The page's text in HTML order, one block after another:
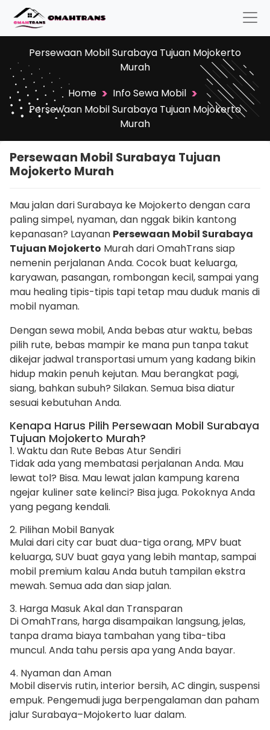
Persewaan Mobil Surabaya Tujuan Mojokerto
Murah
Home > Info Sewa Mobil >
Persewaan Mobil Surabaya Tujuan Mojokerto
Murah
Persewaan Mobil Surabaya Tujuan
Mojokerto Murah
Mau jalan dari Surabaya ke Mojokerto dengan cara
paling simpel, nyaman, dan nggak bikin kantong
kepanasan? Layanan Persewaan Mobil Surabaya
Tujuan Mojokerto Murah dari OmahTrans siap
nemenin perjalanan Anda. Cocok buat keluarga,
karyawan, pasangan, rombongan kecil, sampai yang
mau healing tipis-tipis tapi tetap mau duduk manis di
mobil nyaman.
Dengan sewa mobil, Anda bebas atur waktu, bebas
pilih rute, bebas mampir ke mana pun tanpa takut
dikejar jadwal transportasi umum yang kadang bikin
hidup makin penuh kejutan. Mau berangkat pagi,
siang, bahkan subuh? Silakan. Semua bisa diatur
sesuai kebutuhan Anda.
Kenapa Harus Pilih Persewaan Mobil Surabaya
Tujuan Mojokerto Murah?
1. Waktu dan Rute Bebas Atur Sendiri
Tidak ada yang membatasi perjalanan Anda. Mau
lewat tol? Bisa. Mau lewat jalan kampung karena
ngejar kuliner sate kelinci? Bisa juga. Pokoknya Anda
yang pegang kendali.
2. Pilihan Mobil Banyak
Mulai dari city car buat dua-tiga orang, MPV buat
keluarga, SUV buat gaya yang lebih mantap, sampai
mobil premium kalau Anda butuh tampilan ekstra
mewah. Semua ada dan siap jalan.
3. Harga Masuk Akal dan Transparan
Di OmahTrans, harga disampaikan langsung, jelas,
tanpa drama biaya tambahan yang tiba-tiba
muncul. Anda tahu persis apa yang Anda bayar.
4. Nyaman dan Aman
Mobil diservis rutin, interior bersih, AC dingin, suspensi
empuk. Pengemudi juga berpengalaman dan paham
jalur Surabaya–Mojokerto luar dalam.